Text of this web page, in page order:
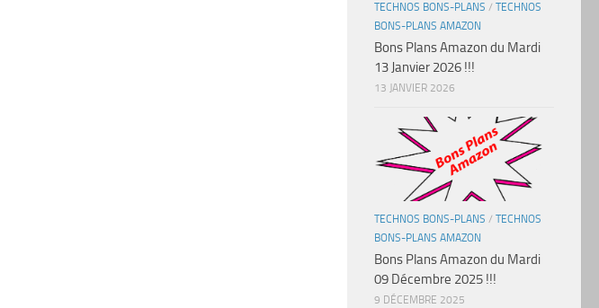
TECHNOS BONS-PLANS / TECHNOS
BONS-PLANS AMAZON
Bons Plans Amazon du Mardi
13 Janvier 2026 !!!
13 JANVIER 2026
TECHNOS BONS-PLANS / TECHNOS
BONS-PLANS AMAZON
Bons Plans Amazon du Mardi
09 Décembre 2025 !!!
9 DÉCEMBRE 2025